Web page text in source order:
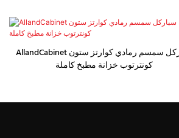
AllandCabinet سباركل سمسم رمادي كوارتز ستون
كونترتوب خزانة مطبخ كاملة